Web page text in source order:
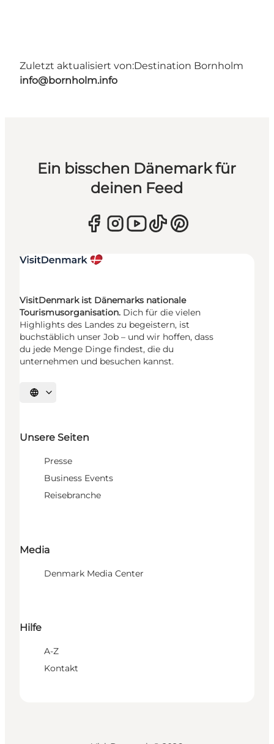
Zuletzt aktualisiert von:Destination Bornholm
info@bornholm.info
Ein bisschen Dänemark für
deinen Feed
VisitDenmark ist Dänemarks nationale
Tourismusorganisation. Dich für die vielen
Highlights des Landes zu begeistern, ist
buchstäblich unser Job – und wir hoffen, dass
du jede Menge Dinge findest, die du
unternehmen und besuchen kannst.
Sprache auswählen
Unsere Seiten
Presse
Business Events
Reisebranche
Media
Denmark Media Center
Hilfe
A-Z
Kontakt